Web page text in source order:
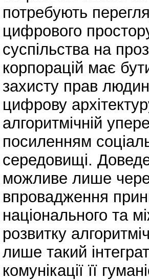
потребують
цифрового
суспільства на
корпорацій має
захисту прав
цифрову
алгоритмічній
посиленням
середовищі.
можливе лише
впровадження
національного та
розвитку
лише такий
комунікації її